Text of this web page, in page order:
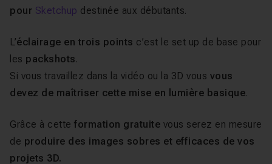
pour Sketchup destinée aux débutants.
L’éclairage en trois points c’est le set up de base pour
les packshots.
Si vous travaillez dans la vidéo ou la 3D vous vous
devez de maîtriser cette mise en lumière basique.
Grâce à cette formation gratuite vous serez en mesure
de produire des images sobres et efficaces de vos
projets 3D.